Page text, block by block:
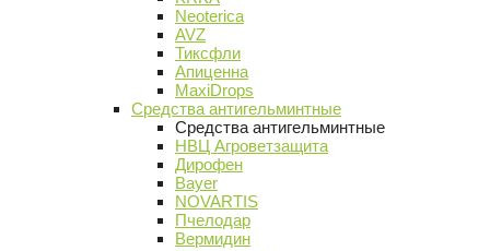
Neoterica
AVZ
Тиксфли
Апиценна
MaxiDrops
Средства антигельминтные
Средства антигельминтные
НВЦ Агроветзащита
Дирофен
Bayer
NOVARTIS
Пчелодар
Вермидин